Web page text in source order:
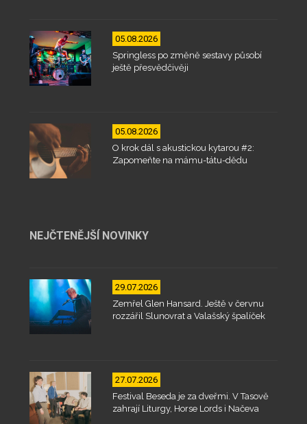
05.08.2026
Springless po změně sestavy působí
ještě přesvědčivěji
05.08.2026
O krok dál s akustickou kytarou #2:
Zapomeňte na mámu-tátu-dědu
NEJČTENĚJŠÍ NOVINKY
29.07.2026
Zemřel Glen Hansard. Ještě v červnu
rozzářil Slunovrat a Valašský špalíček
27.07.2026
Festival Beseda je za dveřmi. V Tasově
zahrají Liturgy, Horse Lords i Načeva